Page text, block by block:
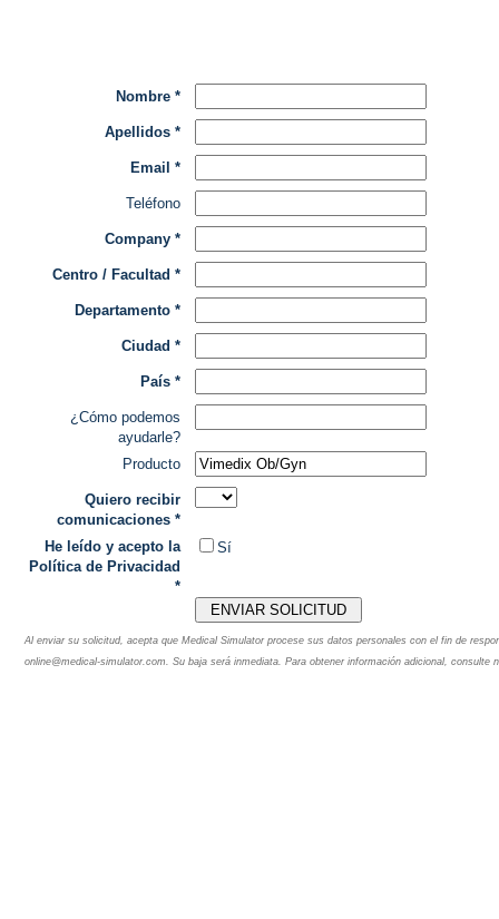
Nombre *
Apellidos *
Email *
Teléfono
Company *
Centro / Facultad *
Departamento *
Ciudad *
País *
¿Cómo podemos
ayudarle?
Producto
Quiero recibir
comunicaciones *
He leído y acepto la
Política de Privacidad
*
Sí
Al enviar su solicitud, acepta que Medical Simulator procese sus datos personales con el fin de
online@medical-simulator.com. Su baja será inmediata. Para obtener información adicional, consulte